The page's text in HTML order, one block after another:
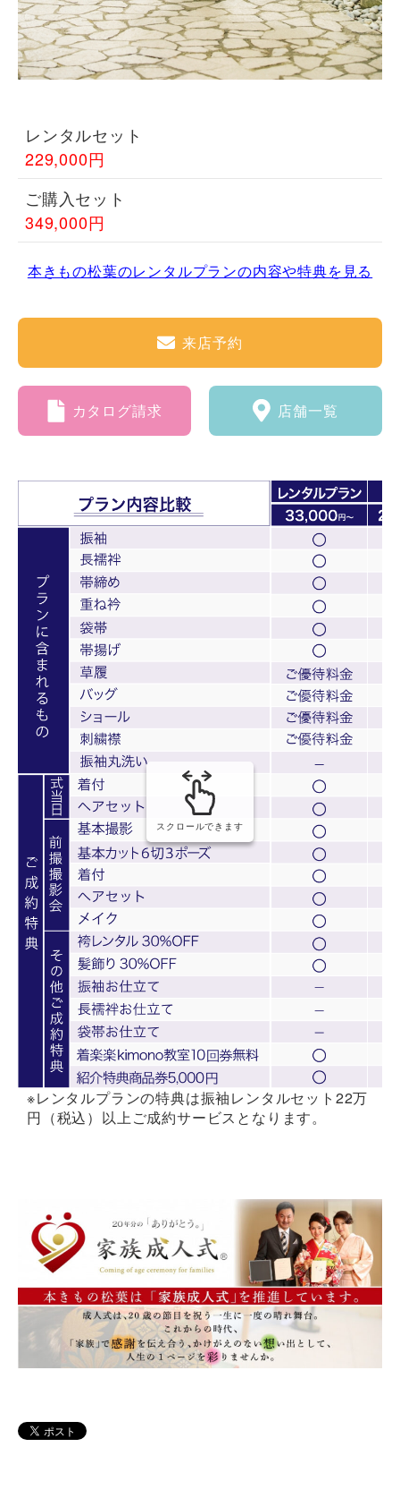
レンタルセット
229,000円
ご購入セット
349,000円
本きもの松葉のレンタルプランの内容や特典を見る
来店予約
カタログ請求 店舗一覧
スクロールできます
※レンタルプランの特典は振袖レンタルセット22万
円（税込）以上ご成約サービスとなります。